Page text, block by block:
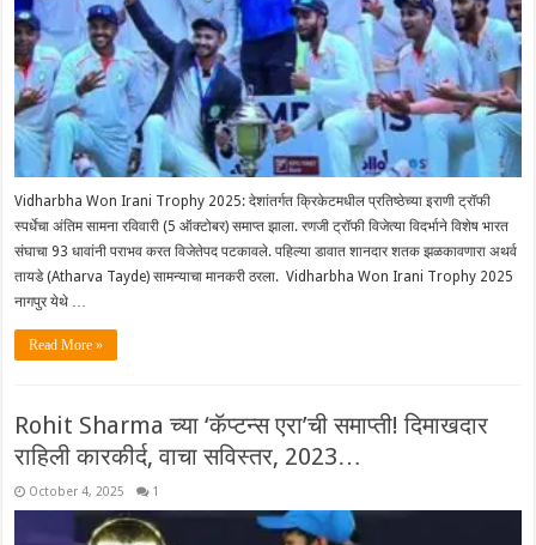
Vidharbha Won Irani Trophy 2025: देशांतर्गत क्रिकेटमधील प्रतिष्ठेच्या इराणी ट्रॉफी
स्पर्धेचा अंतिम सामना रविवारी (5 ऑक्टोबर) समाप्त झाला. रणजी ट्रॉफी विजेत्या विदर्भाने विशेष भारत
संघाचा 93 धावांनी पराभव करत विजेतेपद पटकावले. पहिल्या डावात शानदार शतक झळकावणारा अथर्व
तायडे (Atharva Tayde) सामन्याचा मानकरी ठरला. Vidharbha Won Irani Trophy 2025
नागपुर येथे …
Read More »
Rohit Sharma च्या ‘कॅप्टन्स एरा’ची समाप्ती! दिमाखदार
राहिली कारकीर्द, वाचा सविस्तर, 2023…
October 4, 2025 1